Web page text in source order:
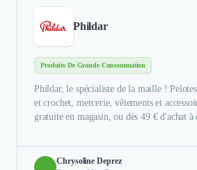
Phildar
Produits De Grande Consommation
Phildar, le spécialiste de la maille !
et crochet, mercerie, vêtements et
gratuite en magasin, ou dès 49 € d'achat à
Chrysoline Deprez